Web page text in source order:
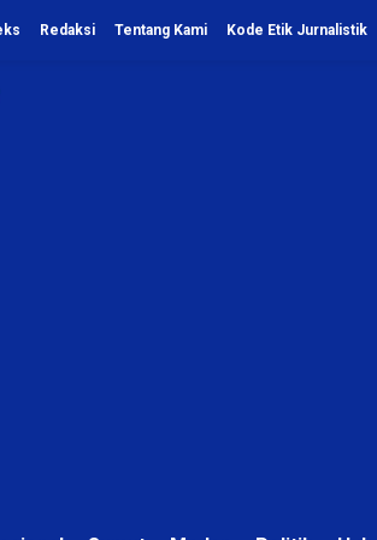
Redaksi Tentang Kami Kode Etik Jurnalistik